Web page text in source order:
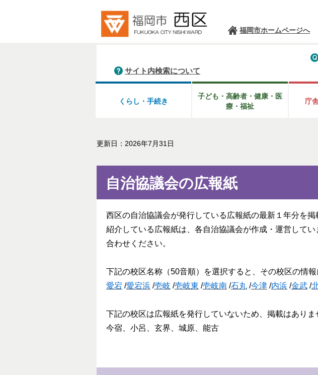
福岡市ホームページへ
サイト内検索について
くらし・手続き
子ども・高齢者・健康・医
療・福祉
庁
更新日：2026年7月31日
自治協議会の広報紙
西区の自治協議会が発行している広報紙の最新１年分を掲
紹介している広報紙は、各自治協議会が作成・運営して
合わせください。
下記の校区名称（50音順）を選択すると、その校区の情報
愛宕/愛宕浜/壱岐 /壱岐東 /壱岐南/石丸/今津/内浜/金武/
下記の校区は広報紙を発行していないため、掲載はありま
今宿、小呂、玄界、城原、能古